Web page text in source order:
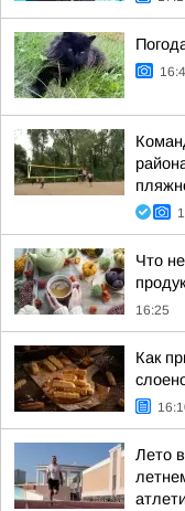
Что
16:25
Как
Лето